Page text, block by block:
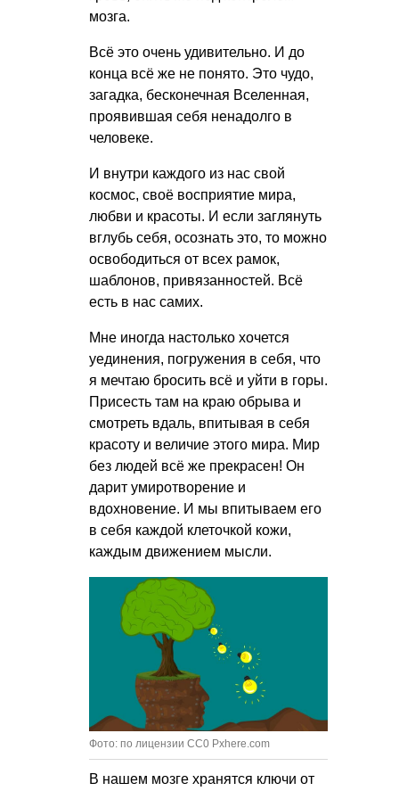
мозга.
Всё это очень удивительно. И до
конца всё же не понято. Это чудо,
загадка, бесконечная Вселенная,
проявившая себя ненадолго в
человеке.
И внутри каждого из нас свой
космос, своё восприятие мира,
любви и красоты. И если заглянуть
вглубь себя, осознать это, то можно
освободиться от всех рамок,
шаблонов, привязанностей. Всё
есть в нас самих.
Мне иногда настолько хочется
уединения, погружения в себя, что
я мечтаю бросить всё и уйти в горы.
Присесть там на краю обрыва и
смотреть вдаль, впитывая в себя
красоту и величие этого мира. Мир
без людей всё же прекрасен! Он
дарит умиротворение и
вдохновение. И мы впитываем его
в себя каждой клеточкой кожи,
каждым движением мысли.
Фото: по лицензии CC0 Pxhere.com
В нашем мозге хранятся ключи от